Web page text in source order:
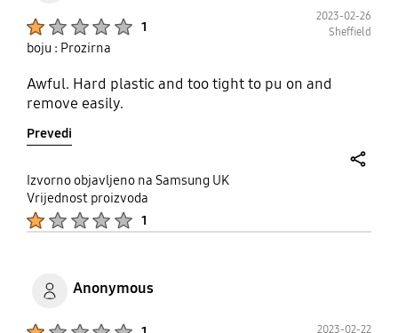
1
2023-02-26
Sheffield
boju : Prozirna
Awful. Hard plastic and too tight to pu on and
remove easily.
Prevedi
Izvorno objavljeno na Samsung UK
Vrijednost proizvoda
1
Anonymous
2023-02-22